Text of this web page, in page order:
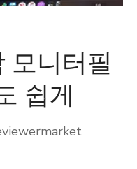
모니터필
쉽게